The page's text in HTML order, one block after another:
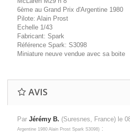
6ème au Grand Prix d'Argentine 1980
Pilote: Alain Prost
Echelle 1/43
Fabricant: Spark
Référence Spark: S3098
Miniature neuve vendue avec sa boite
AVIS
Par Jérémy B. (Suresnes, France) le
Argentine 1980 Alain Prost Spark S3098) :